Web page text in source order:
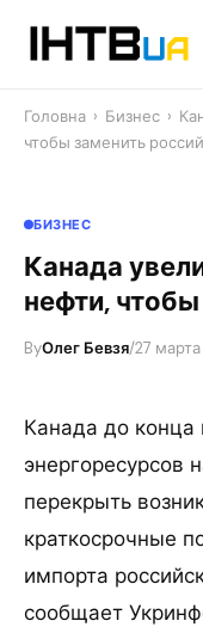
Головна › Бизнес ›
чтобы заменить
БИЗНЕС
Канада
нефти,
ByОлег Бевзя/27
Канада до конца
энергоресурсов
перекрыть
краткосрочные
импорта
сообщает